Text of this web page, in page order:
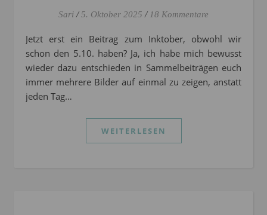
Sari / 5. Oktober 2025 / 18 Kommentare
Jetzt erst ein Beitrag zum Inktober, obwohl wir
schon den 5.10. haben? Ja, ich habe mich bewusst
wieder dazu entschieden in Sammelbeiträgen euch
immer mehrere Bilder auf einmal zu zeigen, anstatt
jeden Tag…
WEITERLESEN